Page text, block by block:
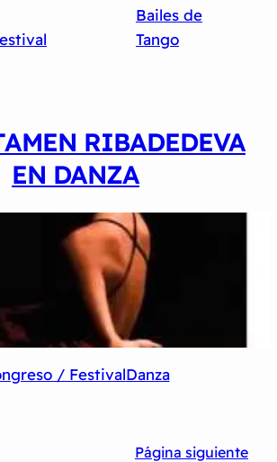
Bailes de
Tango
RIBADEDEVA
EN DANZA
/ FestivalDanza
Página siguiente